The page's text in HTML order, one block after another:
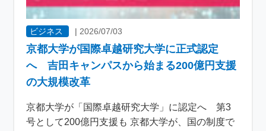
ビジネス | 2026/07/03
京都大学が国際卓越研究大学に正式認定
へ 吉田キャンパスから始まる200億円支援
の大規模改革
京都大学が「国際卓越研究大学」に認定へ 第3
号として200億円支援も 京都大学が、国の制度で